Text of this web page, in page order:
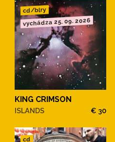
cd/blry
vychádza 25. 09. 2026
KING CRIMSON
ISLANDS € 30
cd